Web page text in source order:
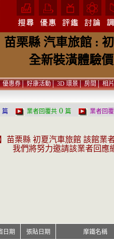
苗栗縣 汽車旅館 :
全新裝潢體驗
優惠券│好康活動│3D 環景│房間│相片
篇 業者回覆共0 篇 業者回
苗栗縣 初夏汽車旅館 該館業
我們將努力邀請該業者回應
日期 張貼日期
摩鐵名稱